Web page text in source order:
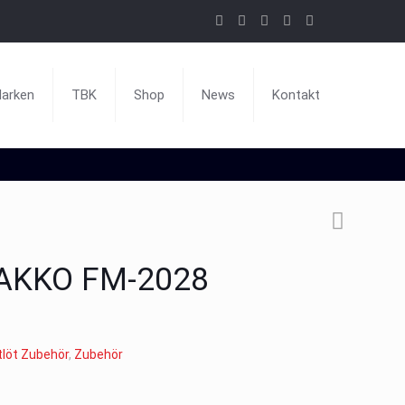
TBK Shop News Kontakt
FM-2028
Zubehör, Zubehör